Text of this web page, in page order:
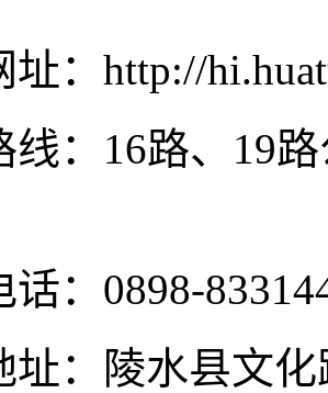
址：http://
线：16路、19
话：0898-
址：陵水县文